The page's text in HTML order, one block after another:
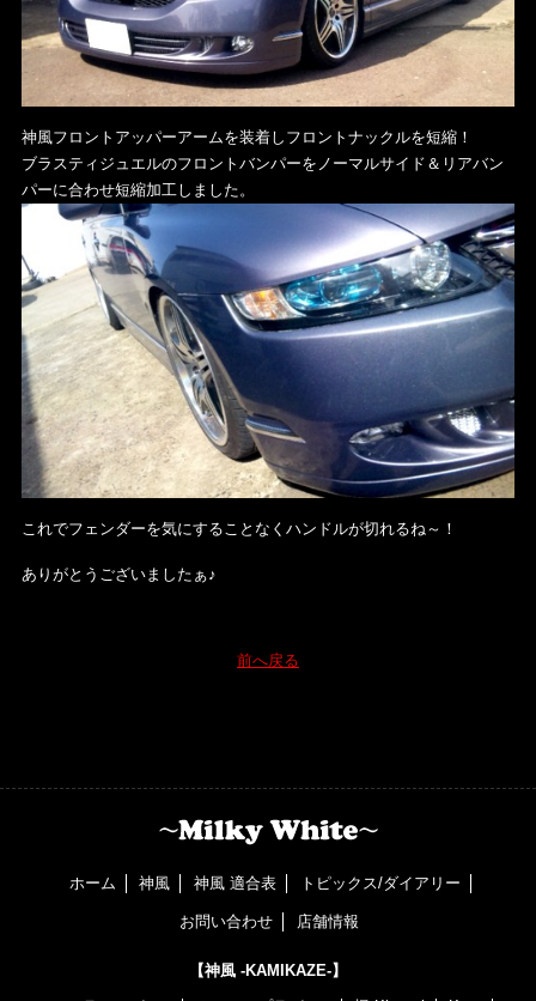
神風フロントアッパーアームを装着しフロントナックルを短縮！
ブラスティジュエルのフロントバンパーをノーマルサイド＆リアバン
パーに合わせ短縮加工しました。
これでフェンダーを気にすることなくハンドルが切れるね～！
ありがとうございましたぁ♪
前へ戻る
ホーム 神風 神風 適合表 トピックス/ダイアリー
お問い合わせ 店舗情報
【神風 -KAMIKAZE-】